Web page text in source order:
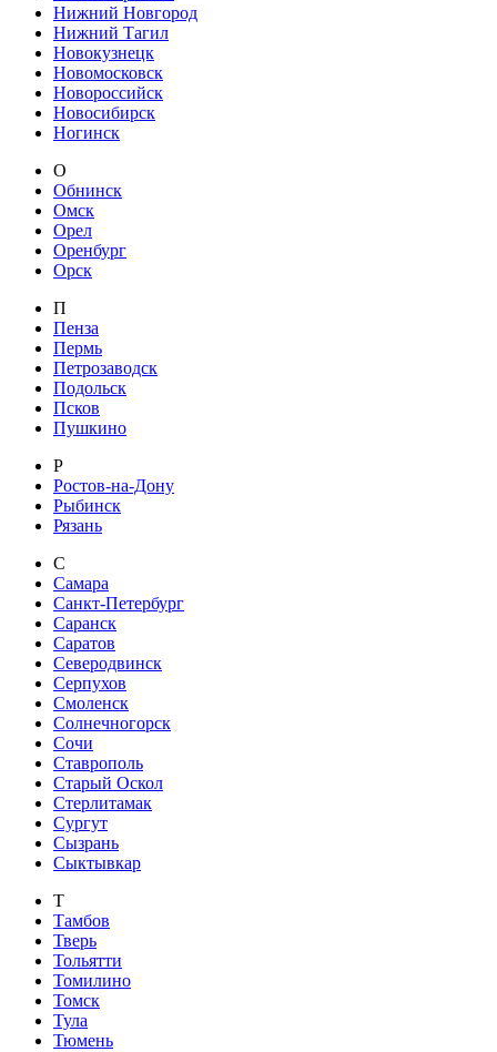
Нижний Новгород
Нижний Тагил
Новокузнецк
Новомосковск
Новороссийск
Новосибирск
Ногинск
О
Обнинск
Омск
Орел
Оренбург
Орск
П
Пенза
Пермь
Петрозаводск
Подольск
Псков
Пушкино
Р
Ростов-на-Дону
Рыбинск
Рязань
С
Самара
Санкт-Петербург
Саранск
Саратов
Северодвинск
Серпухов
Смоленск
Солнечногорск
Сочи
Ставрополь
Старый Оскол
Стерлитамак
Сургут
Сызрань
Сыктывкар
Т
Тамбов
Тверь
Тольятти
Томилино
Томск
Тула
Тюмень